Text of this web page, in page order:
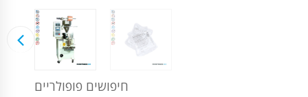
חיפושים פופולריים